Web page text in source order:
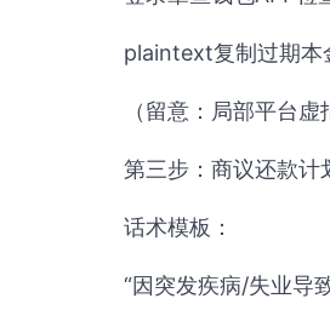
plaintext复制过期本
（留意：局部平台
第三步：商议还款计
话术模板：
“因突发疾病/失业导